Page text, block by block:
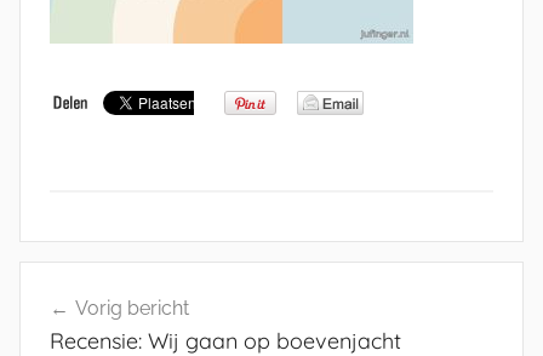
navigatie
Vorig bericht
Recensie: Wij gaan op boevenjacht